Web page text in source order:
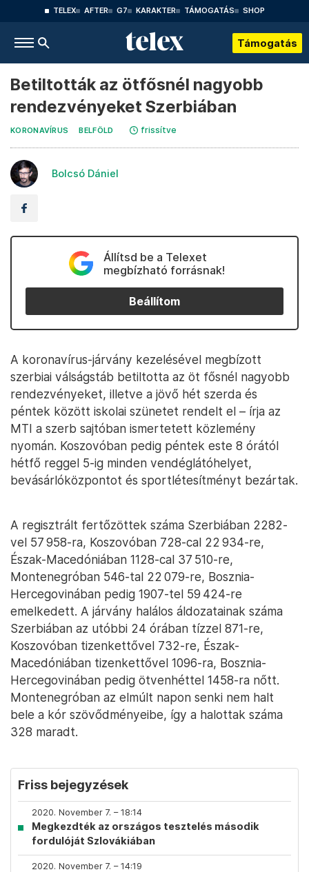
TELEX AFTER G7 KARAKTER TÁMOGATÁS SHOP
Támogatás
Betiltották az ötfősnél nagyobb
rendezvényeket Szerbiában
KORONAVÍRUS BELFÖLD frissítve
Bolcsó Dániel
Állítsd be a Telexet
megbízható forrásnak!
Beállítom
A koronavírus-járvány kezelésével megbízott
szerbiai válságstáb betiltotta az öt fősnél nagyobb
rendezvényeket, illetve a jövő hét szerda és
péntek között iskolai szünetet rendelt el – írja az
MTI a szerb sajtóban ismertetett közlemény
nyomán. Koszovóban pedig péntek este 8 órától
hétfő reggel 5-ig minden vendéglátóhelyet,
bevásárlóközpontot és sportlétesítményt bezártak.
A regisztrált fertőzöttek száma Szerbiában 2282-
vel 57 958-ra, Koszovóban 728-cal 22 934-re,
Észak-Macedóniában 1128-cal 37 510-re,
Montenegróban 546-tal 22 079-re, Bosznia-
Hercegovinában pedig 1907-tel 59 424-re
emelkedett. A járvány halálos áldozatainak száma
Szerbiában az utóbbi 24 órában tízzel 871-re,
Koszovóban tizenkettővel 732-re, Észak-
Macedóniában tizenkettővel 1096-ra, Bosznia-
Hercegovinában pedig ötvenhéttel 1458-ra nőtt.
Montenegróban az elmúlt napon senki nem halt
bele a kór szövődményeibe, így a halottak száma
328 maradt.
Friss bejegyzések
2020. November 7. – 18:14
Megkezdték az országos tesztelés második
fordulóját Szlovákiában
2020. November 7. – 14:19